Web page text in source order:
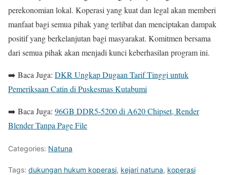
perekonomian lokal. Koperasi yang kuat dan legal akan memberi
manfaat bagi semua pihak yang terlibat dan menciptakan dampak
positif yang berkelanjutan bagi masyarakat. Komitmen bersama
dari semua pihak akan menjadi kunci keberhasilan program ini.
➡️ Baca Juga: DKR Ungkap Dugaan Tarif Tinggi untuk
Pemeriksaan Catin di Puskesmas Kutabumi
➡️ Baca Juga: 96GB DDR5-5200 di A620 Chipset, Render
Blender Tanpa Page File
Categories: Natuna
Tags: dukungan hukum koperasi, kejari natuna, koperasi